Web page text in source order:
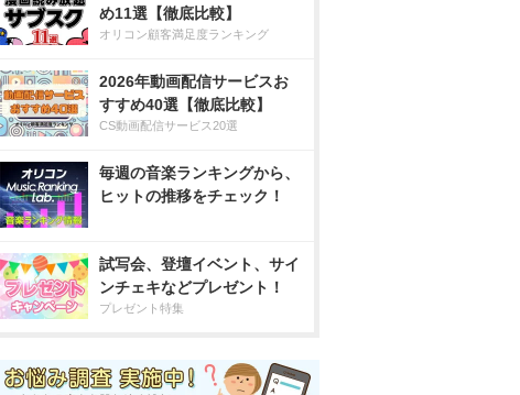
め11選【徹底比較】
オリコン顧客満足度ランキング
2026年動画配信サービスお
すすめ40選【徹底比較】
CS動画配信サービス20選
毎週の音楽ランキングから、
ヒットの推移をチェック！
試写会、登壇イベント、サイ
ンチェキなどプレゼント！
プレゼント特集